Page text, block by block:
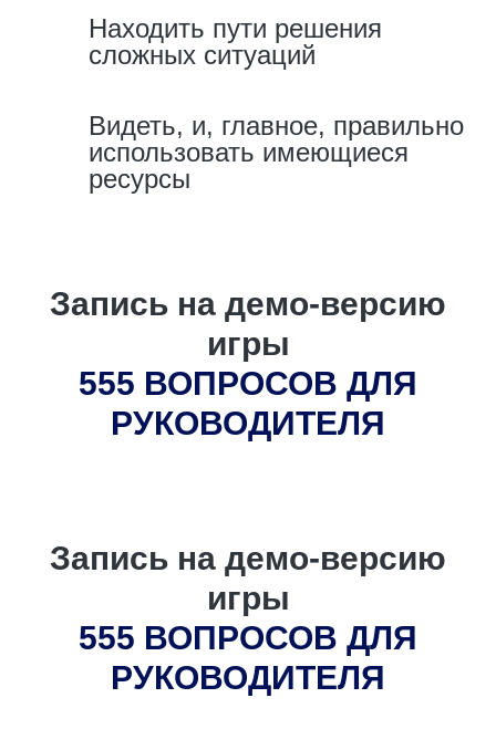
Находить пути решения
сложных ситуаций
Видеть, и, главное, правильно
использовать имеющиеся
ресурсы
Запись на демо-версию
игры
555 ВОПРОСОВ ДЛЯ
РУКОВОДИТЕЛЯ
Запись на демо-версию
игры
555 ВОПРОСОВ ДЛЯ
РУКОВОДИТЕЛЯ